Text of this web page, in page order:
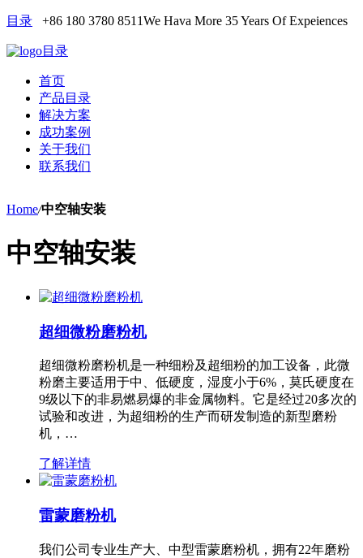
目录 +86 180 3780 8511We Hava More 35 Years Of Expeiences
目录
首页
产品目录
解决方案
成功案例
关于我们
联系我们
Home/中空轴安装
中空轴安装
超细微粉磨粉机
超细微粉磨粉机是一种细粉及超细粉的加工设备，此微
粉磨主要适用于中、低硬度，湿度小于6%，莫氏硬度在
9级以下的非易燃易爆的非金属物料。它是经过20多次的
试验和改进，为超细粉的生产而研发制造的新型磨粉
机，…
了解详情
雷蒙磨粉机
我们公司专业生产大、中型雷蒙磨粉机，拥有22年磨粉